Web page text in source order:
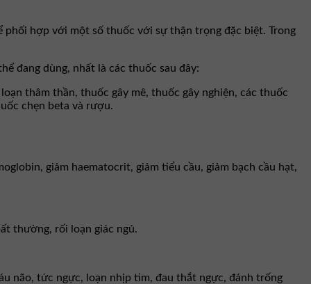
hợp với một số thuốc với sự thận trọng đặc biệt. Trong
đang dùng, nhất là các thuốc sau đây:
thâm thần, thuốc gây mê, thuốc gây nghiện, các thuốc
chẹn beta và rượu.
giảm haematocrit, giảm tiểu cầu, giảm bạch cầu hạt,
thường, rối loạn giác ngủ.
não, tức ngực, loạn nhịp tim, đau thắt ngực, đánh trống